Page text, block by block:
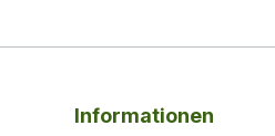
Informationen